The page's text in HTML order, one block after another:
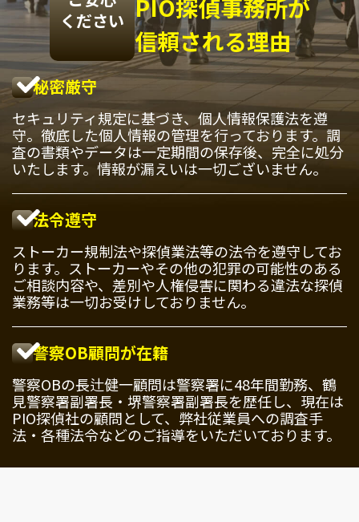
ください PIO探偵事務所が
信頼される理由
秘密厳守
セキュリティ規定に基づき、個人情報保護法を遵
守。徹底した個人情報の管理を行っております。調
査の書類やデータは一定期間の保存後、完全に処分
いたします。情報が漏えいは一切ございません。
法令遵守
ストーカー規制法や探偵業法等の法令を遵守してお
ります。ストーカーやその他の犯罪の可能性のある
ご相談内容や、差別や人権侵害に関わる違法な探偵
業務等は一切お受けしておりません。
警察OB顧問が在籍
警察OBの長辻健一顧問は警察署に48年間勤務、鶴
見警察署副署長・堺警察署副署長を歴任し、現在は
PIO探偵社の顧問として、弊社従業員への調査手
法・各種法令などのご指導をいただいております。